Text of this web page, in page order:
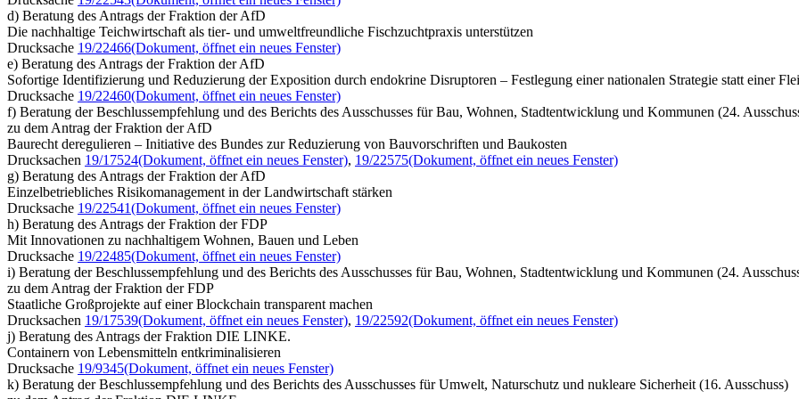
d) Beratung des Antrags der Fraktion der AfD
Die nachhaltige Teichwirtschaft als tier- und umweltfreundliche Fischzuchtpraxis unterstützen
Drucksache 19/22466(Dokument, öffnet ein neues Fenster)
e) Beratung des Antrags der Fraktion der AfD
Sofortige Identifizierung und Reduzierung der Exposition durch endokrine Disruptoren – Festlegung einer nationalen Strategie statt einer
Drucksache 19/22460(Dokument, öffnet ein neues Fenster)
f) Beratung der Beschlussempfehlung und des Berichts des Ausschusses für Bau, Wohnen, Stadtentwicklung und Kommunen (24.
zu dem Antrag der Fraktion der AfD
Baurecht deregulieren – Initiative des Bundes zur Reduzierung von Bauvorschriften und Baukosten
Drucksachen 19/17524(Dokument, öffnet ein neues Fenster), 19/22575(Dokument, öffnet ein neues Fenster)
g) Beratung des Antrags der Fraktion der AfD
Einzelbetriebliches Risikomanagement in der Landwirtschaft stärken
Drucksache 19/22541(Dokument, öffnet ein neues Fenster)
h) Beratung des Antrags der Fraktion der FDP
Mit Innovationen zu nachhaltigem Wohnen, Bauen und Leben
Drucksache 19/22485(Dokument, öffnet ein neues Fenster)
i) Beratung der Beschlussempfehlung und des Berichts des Ausschusses für Bau, Wohnen, Stadtentwicklung und Kommunen (24.
zu dem Antrag der Fraktion der FDP
Staatliche Großprojekte auf einer Blockchain transparent machen
Drucksachen 19/17539(Dokument, öffnet ein neues Fenster), 19/22592(Dokument, öffnet ein neues Fenster)
j) Beratung des Antrags der Fraktion DIE LINKE.
Containern von Lebensmitteln entkriminalisieren
Drucksache 19/9345(Dokument, öffnet ein neues Fenster)
k) Beratung der Beschlussempfehlung und des Berichts des Ausschusses für Umwelt, Naturschutz und nukleare Sicherheit (16. Ausschuss)